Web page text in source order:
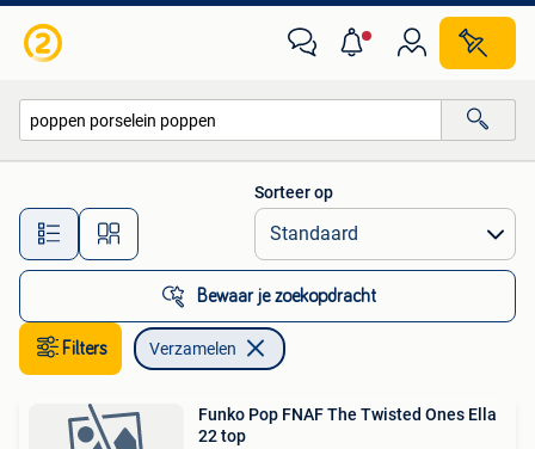
Alle afstanden…
Sorteer op
Bewaar je zoekopdracht
Filters Verzamelen
Funko Pop FNAF The Twisted Ones Ella
22 top